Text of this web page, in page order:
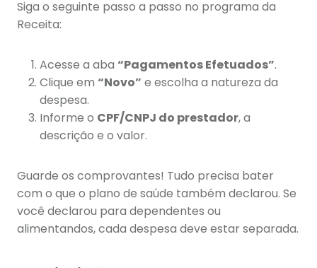
Siga o seguinte passo a passo no programa da
Receita:
Acesse a aba “Pagamentos Efetuados”.
Clique em “Novo” e escolha a natureza da
despesa.
Informe o CPF/CNPJ do prestador, a
descrição e o valor.
Guarde os comprovantes! Tudo precisa bater
com o que o plano de saúde também declarou. Se
você declarou para dependentes ou
alimentandos, cada despesa deve estar separada.